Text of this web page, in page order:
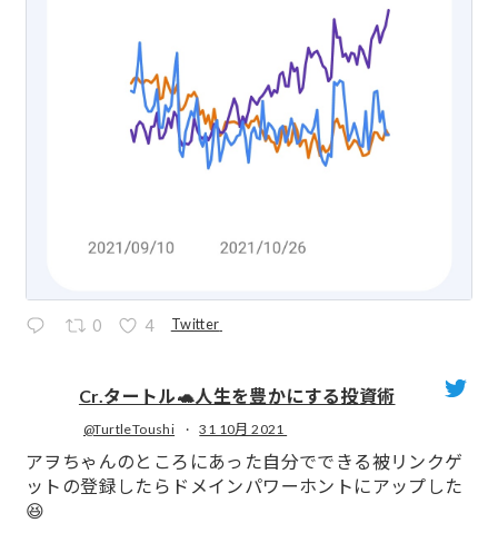
0 4 Twitter
Cr.タートル🐢人生を豊かにする投資術
@TurtleToushi · 31 10月 2021
アヲちゃんのところにあった自分でできる被リンクゲ
ットの登録したらドメインパワーホントにアップした
😆